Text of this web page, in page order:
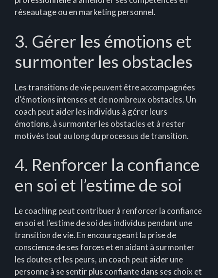
réseautage ou en marketing personnel.
3. Gérer les émotions et
surmonter les obstacles
Les transitions de vie peuvent être accompagnées
d’émotions intenses et de nombreux obstacles. Un
coach peut aider les individus à gérer leurs
émotions, à surmonter les obstacles et à rester
motivés tout au long du processus de transition.
4. Renforcer la confiance
en soi et l’estime de soi
Le coaching peut contribuer à renforcer la confiance
en soi et l’estime de soi des individus pendant une
transition de vie. En encourageant la prise de
conscience de ses forces et en aidant à surmonter
les doutes et les peurs, un coach peut aider une
personne à se sentir plus confiante dans ses choix et